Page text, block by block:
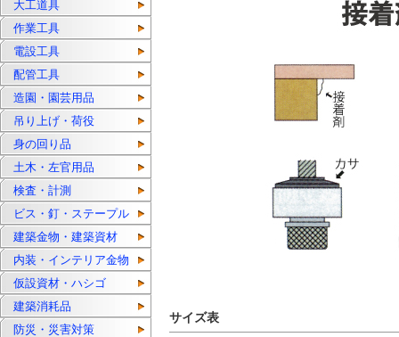
大工道具
作業工具
電設工具
配管工具
造園・園芸用品
吊り上げ・荷役
身の回り品
土木・左官用品
検査・計測
ビス・釘・ステープル
建築金物・建築資材
内装・インテリア金物
仮設資材・ハシゴ
建築消耗品
防災・災害対策
サイズ表